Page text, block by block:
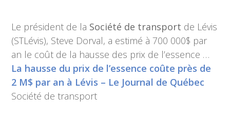
Le président de la Société de transport de Lévis
(STLévis), Steve Dorval, a estimé à 700 000$ par
an le coût de la hausse des prix de l’essence …
La hausse du prix de l’essence coûte près de
2 M$ par an à Lévis – Le Journal de Québec
Société de transport